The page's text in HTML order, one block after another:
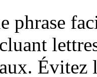
phrase
Évitez